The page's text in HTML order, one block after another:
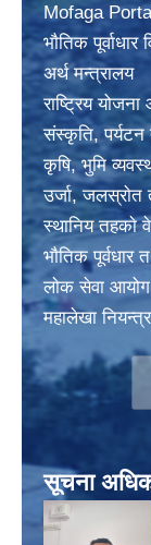
Mofaga
भाैतिक
अर्थ मन्त्रालय
राष्ट्रिय
संस्कृति, पर्यटन
कृषि, भुमि
उर्जा, जलस्राेत
स्थानिय तहकाे
भाैतिक पूर्वधार
लाेक सेवा आयोग
महालेखा
सूचना